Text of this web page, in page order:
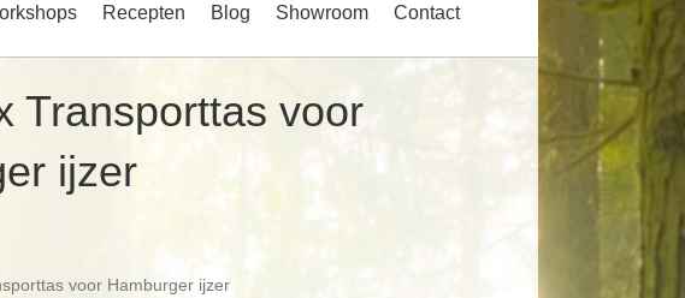
Recepten Blog Showroom Contact
Transporttas voor
ijzer
voor Hamburger ijzer